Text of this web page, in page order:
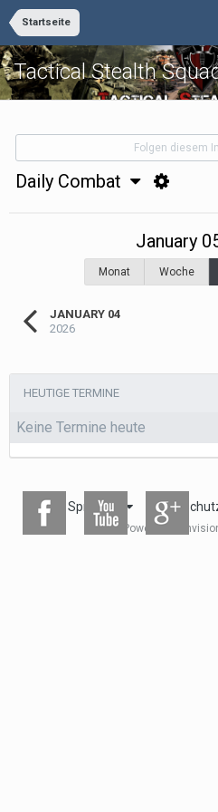
Startseite
Tactical Stealth
Folgen diesem
Daily Combat
JANUARY 04
2026
January
Monat Woche
HEUTIGE TERMINE
Keine Termine heute
Sprachen
Powered by